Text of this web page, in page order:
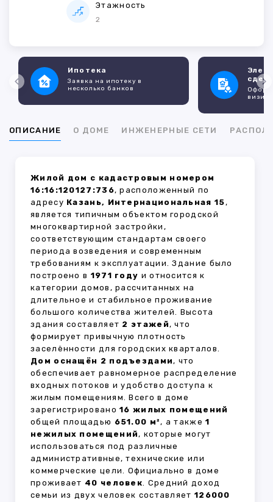
Этажность
2
Ипотека
Заявка на ипотеку в
несколько банков
ОПИСАНИЕ О ДОМЕ ИНЖЕНЕРНЫЕ СЕТИ
Жилой дом с кадастровым номером
16:16:120127:736, расположенный по
адресу Казань, Интернациональная 15,
является типичным объектом городской
многоквартирной застройки,
соответствующим стандартам своего
периода возведения и современным
требованиям к эксплуатации. Здание было
построено в 1971 году и относится к
категории домов, рассчитанных на
длительное и стабильное проживание
большого количества жителей. Высота
здания составляет 2 этажей, что
формирует привычную плотность
заселённости для городских кварталов.
Дом оснащён 2 подъездами, что
обеспечивает равномерное распределение
входных потоков и удобство доступа к
жилым помещениям. Всего в доме
зарегистрировано16 жилых помещений
общей площадью 651.00 м², а также1
нежилых помещений, которые могут
использоваться под различные
административные, технические или
коммерческие цели. Официально в доме
проживает 40 человек. Средний доход
семьи из двух человек составляет 126000